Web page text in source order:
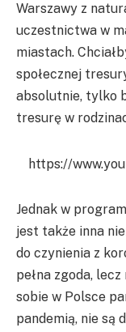
Warszawy z
uczestnictwa w
miastach.
społecznej
absolutnie, tylko
tresurę w
https://
Jednak w
jest także inna
do czynienia z
pełna zgoda,
sobie w Polsce
pandemią, nie są